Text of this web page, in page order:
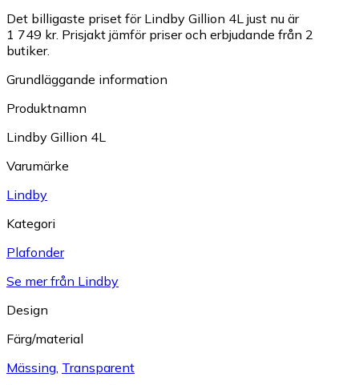
Det billigaste priset för Lindby Gillion 4L just nu är
1 749 kr. Prisjakt jämför priser och erbjudande från 2
butiker.
Grundläggande information
Produktnamn
Lindby Gillion 4L
Varumärke
Lindby
Kategori
Plafonder
Se mer från Lindby
Design
Färg/material
Mässing, Transparent